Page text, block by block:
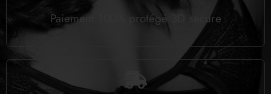
Paiement 100% protégé 3D secure